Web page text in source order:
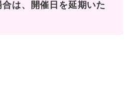
は、開催日を延期いた